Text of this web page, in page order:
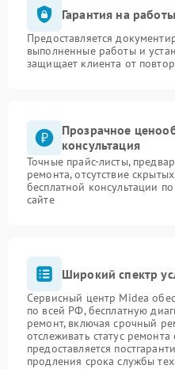
Гарантия на
Предоставляется
выполненные работы и
защищает клиента от
Прозрачное
консультация
Точные прайс-листы,
ремонта, отсутствие
бесплатной консультации
сайте
Широкий спектр
Сервисный центр Midea
по всей РФ, бесплатную
ремонт, включая срочный
отслеживать статус
предоставляется
продления срока службы